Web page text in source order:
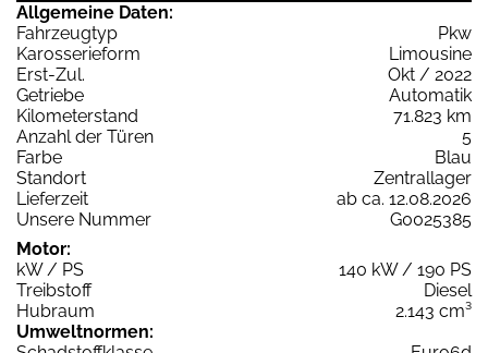
Allgemeine Daten:
Fahrzeugtyp
Pkw
Karosserieform
Limousine
Erst-Zul.
Okt / 2022
Getriebe
Automatik
Kilometerstand
71.823 km
Anzahl der Türen
5
Farbe
Blau
Standort
Zentrallager
Lieferzeit
ab ca. 12.08.2026
Unsere Nummer
G0025385
Motor:
kW / PS
140 kW / 190 PS
Treibstoff
Diesel
Hubraum
2.143 cm³
Umweltnormen: